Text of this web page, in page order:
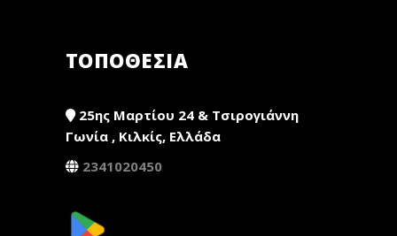
ΤΟΠΟΘΕΣΙΑ
25ης Μαρτίου 24 & Τσιρογιάννη
Γωνία , Κιλκίς, Ελλάδα
2341020450